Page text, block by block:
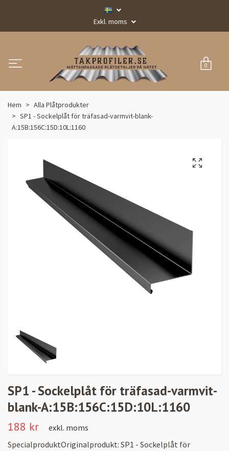
Exkl. moms
0
Hem
Alla Plåtprodukter
SP1 - Sockelplåt för träfasad-varmvit-blank-
A:15B:156C:15D:10L:1160
SP1 - Sockelplåt för träfasad-varmvit-
blank-A:15B:156C:15D:10L:1160
188 kr
exkl. moms
SpecialproduktOriginalprodukt: SP1 - Sockelplåt för